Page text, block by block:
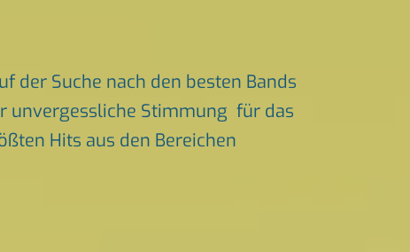
der Suche nach den besten Bands
unvergessliche Stimmung für das
Hits aus den Bereichen